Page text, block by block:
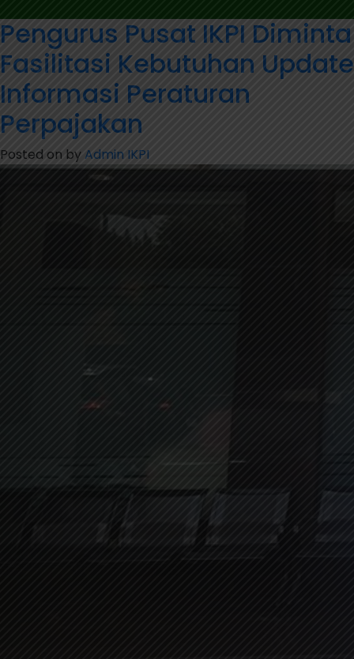
Pengurus Pusat IKPI Diminta
Fasilitasi Kebutuhan Update
Informasi Peraturan
Perpajakan
Posted on by Admin IKPI